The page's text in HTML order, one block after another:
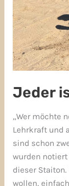
Jeder
„Wer möchte
Lehrkraft und
sind schon
wurden
dieser
wollen,